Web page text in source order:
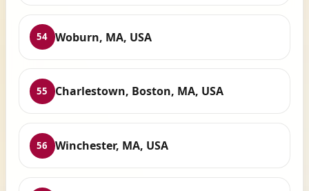
54 Woburn, MA, USA
55 Charlestown, Boston, MA, USA
56 Winchester, MA, USA